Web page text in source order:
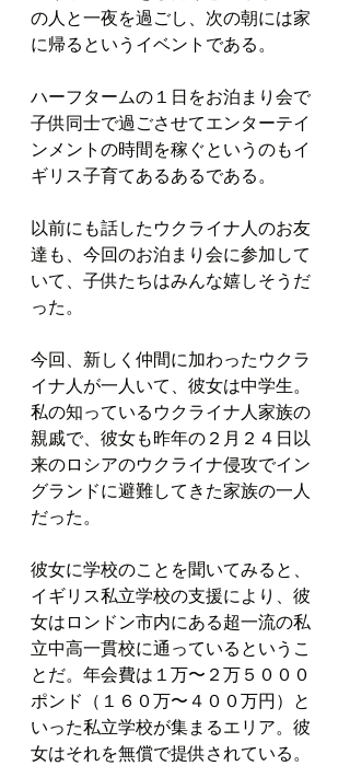
の人と一夜を過ごし、次の朝には家
に帰るというイベントである。
ハーフタームの１日をお泊まり会で
子供同士で過ごさせてエンターテイ
ンメントの時間を稼ぐというのもイ
ギリス子育てあるあるである。
以前にも話したウクライナ人のお友
達も、今回のお泊まり会に参加して
いて、子供たちはみんな嬉しそうだ
った。
今回、新しく仲間に加わったウクラ
イナ人が一人いて、彼女は中学生。
私の知っているウクライナ人家族の
親戚で、彼女も昨年の２月２４日以
来のロシアのウクライナ侵攻でイン
グランドに避難してきた家族の一人
だった。
彼女に学校のことを聞いてみると、
イギリス私立学校の支援により、彼
女はロンドン市内にある超一流の私
立中高一貫校に通っているというこ
とだ。年会費は１万〜２万５０００
ポンド（１６０万〜４００万円）と
いった私立学校が集まるエリア。彼
女はそれを無償で提供されている。